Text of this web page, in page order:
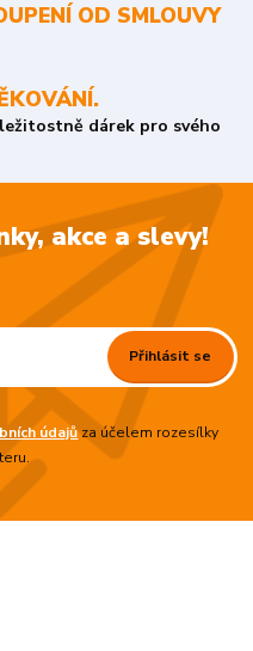
OD SMLOUVY
dárek pro svého
akce a slevy!
Přihlásit se
údajůza účelem rozesílky